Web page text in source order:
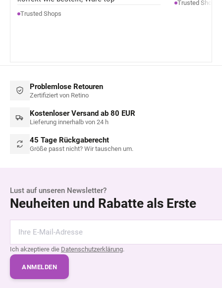
Trusted Shops
Trusted Shops
Problemlose Retouren
Zertifiziert von Retino
Kostenloser Versand ab 80 EUR
Lieferung innerhalb von 24 h
45 Tage Rückgaberecht
Größe passt nicht? Wir tauschen um.
Lust auf unseren Newsletter?
Neuheiten und Rabatte als Erste
Ich akzeptiere die Datenschutzerklärung.
ANMELDEN